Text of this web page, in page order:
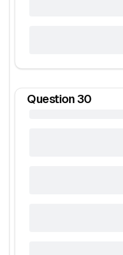
Question 30